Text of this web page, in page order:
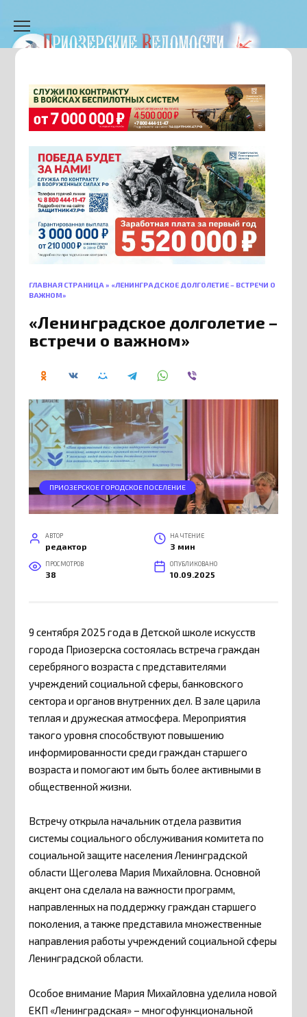
содержанию
ГЛАВНАЯ СТРАНИЦА » «ЛЕНИНГРАДСКОЕ ДОЛГОЛЕТИЕ – ВСТРЕЧИ О
ВАЖНОМ»
«Ленинградское долголетие –
встречи о важном»
ПРИОЗЕРСКОЕ ГОРОДСКОЕ ПОСЕЛЕНИЕ
АВТОР
редактор
НА ЧТЕНИЕ
3 мин
ПРОСМОТРОВ
38
ОПУБЛИКОВАНО
10.09.2025
9 сентября 2025 года в Детской школе искусств
города Приозерска состоялась встреча граждан
серебряного возраста с представителями
учреждений социальной сферы, банковского
сектора и органов внутренних дел. В зале царила
теплая и дружеская атмосфера. Мероприятия
такого уровня способствуют повышению
информированности среди граждан старшего
возраста и помогают им быть более активными в
общественной жизни.
Встречу открыла начальник отдела развития
системы социального обслуживания комитета по
социальной защите населения Ленинградской
области Щеголева Мария Михайловна. Основной
акцент она сделала на важности программ,
направленных на поддержку граждан старшего
поколения, а также представила множественные
направления работы учреждений социальной сферы
Ленинградской области.
Особое внимание Мария Михайловна уделила новой
ЕКП «Ленинградская» – многофункциональной